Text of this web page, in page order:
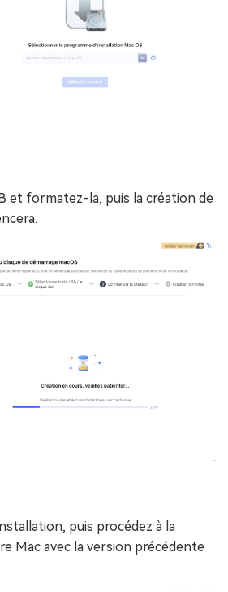
et formatez-la, puis la création de
puis procédez à la
Mac avec la version précédente